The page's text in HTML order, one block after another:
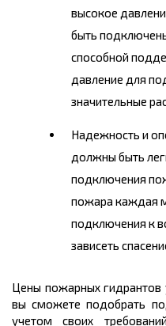
высокое
быть
способной
давление для
значительные
Надежность и
должны быть
подключения
пожара каждая
подключения к
зависеть
Цены пожарных гидрантов
вы сможете подобрать
учетом своих